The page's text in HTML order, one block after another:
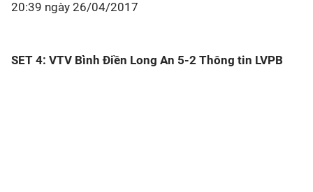
20:39 ngày 26/04/2017
SET 4: VTV Bình Điền Long An 5-2 Thông tin LVPB